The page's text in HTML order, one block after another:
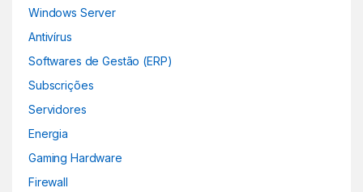
Windows Server
Antivírus
Softwares de Gestão (ERP)
Subscrições
Servidores
Energia
Gaming Hardware
Firewall